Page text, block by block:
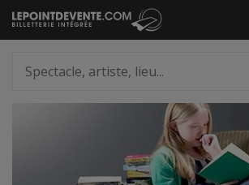
Passer
au
artiste,
lieu...